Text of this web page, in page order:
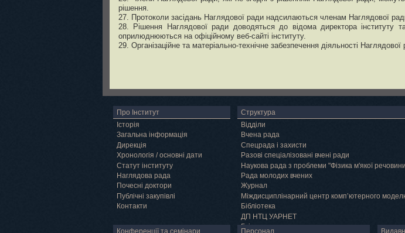
рішення.
27. Протоколи засідань Наглядової ради надсилаються членам Наглядової
28. Рішення Наглядової ради доводяться до відома директора інституту
оприлюднюються на офіційному веб-сайті інституту.
29. Організаційне та матеріально-технічне забезпечення діяльності Наглядової
Про Інститут
Історія
Загальна інформація
Дирекція
Хронологія / основні дати
Статут інституту
Наглядова рада
Почесні доктори
Публічні закупівлі
Контакти
Структура
Відділи
Вчена рада
Спецрада і захисти
Разові спеціалізовані вчені ради
Наукова рада з проблеми "Фізика м'якої
Рада молодих вчених
Журнал
Міждисциплінарний центр комп’ютерного
Бібліотека
ДП НТЦ УАРНЕТ
Грід
Конференції та семінари Персонал